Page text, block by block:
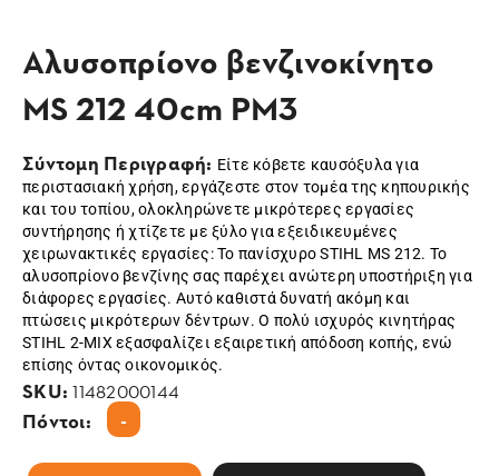
Αλυσοπρίονο βενζινοκίνητο
MS 212 40cm PM3
Σύντομη Περιγραφή: Είτε κόβετε καυσόξυλα για
περιστασιακή χρήση, εργάζεστε στον τομέα της κηπουρικής
και του τοπίου, ολοκληρώνετε μικρότερες εργασίες
συντήρησης ή χτίζετε με ξύλο για εξειδικευμένες
χειρωνακτικές εργασίες: Το πανίσχυρο STIHL MS 212. Το
αλυσοπρίονο βενζίνης σας παρέχει ανώτερη υποστήριξη για
διάφορες εργασίες. Αυτό καθιστά δυνατή ακόμη και
πτώσεις μικρότερων δέντρων. Ο πολύ ισχυρός κινητήρας
STIHL 2-MIX εξασφαλίζει εξαιρετική απόδοση κοπής, ενώ
επίσης όντας οικονομικός.
SKU:11482000144
Πόντοι: -